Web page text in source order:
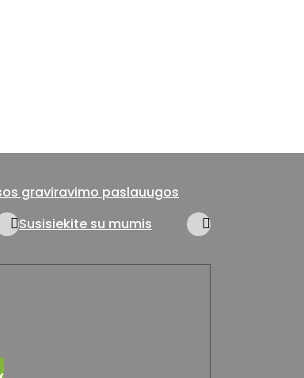
graviravimo paslauugos
Susisiekite su mumis